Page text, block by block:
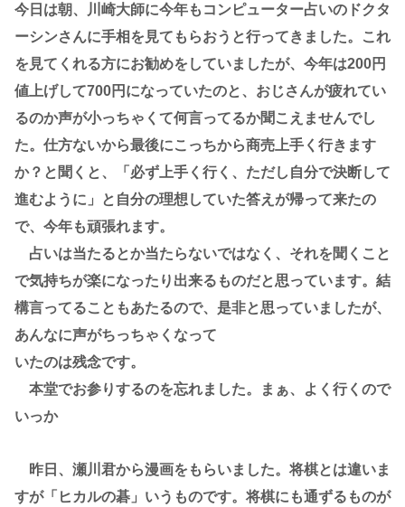
今日は朝、川崎大師に今年もコンピューター占いのドクタ
ーシンさんに手相を見てもらおうと行ってきました。これ
を見てくれる方にお勧めをしていましたが、今年は200円
値上げして700円になっていたのと、おじさんが疲れてい
るのか声が小っちゃくて何言ってるか聞こえませんでし
た。仕方ないから最後にこっちから商売上手く行きます
か？と聞くと、「必ず上手く行く、ただし自分で決断して
進むように」と自分の理想していた答えが帰って来たの
で、今年も頑張れます。
占いは当たるとか当たらないではなく、それを聞くこと
で気持ちが楽になったり出来るものだと思っています。結
構言ってることもあたるので、是非と思っていましたが、
あんなに声がちっちゃくなって
いたのは残念です。
本堂でお参りするのを忘れました。まぁ、よく行くので
いっか
昨日、瀬川君から漫画をもらいました。将棋とは違いま
すが「ヒカルの碁」いうものです。将棋にも通ずるものが